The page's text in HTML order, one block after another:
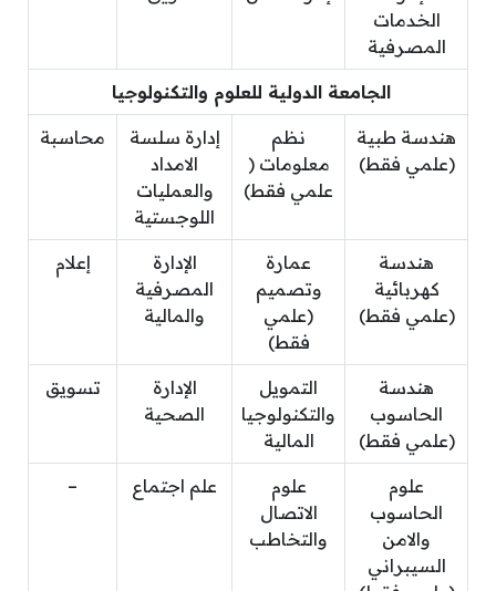
الخدمات
المصرفية
الجامعة الدولية للعلوم والتكنولوجيا
هندسة طبية
(علمي فقط)
نظم
معلومات (
علمي فقط)
إدارة سلسة
الامداد
والعمليات
اللوجستية
محاسبة
هندسة
كهربائية
(علمي فقط)
عمارة
وتصميم
(علمي
فقط)
الإدارة
المصرفية
والمالية
إعلام
هندسة
الحاسوب
(علمي فقط)
التمويل
والتكنولوجيا
المالية
الإدارة
الصحية
تسويق
علوم
الحاسوب
والامن
السيبراني
علوم
الاتصال
والتخاطب
علم اجتماع –